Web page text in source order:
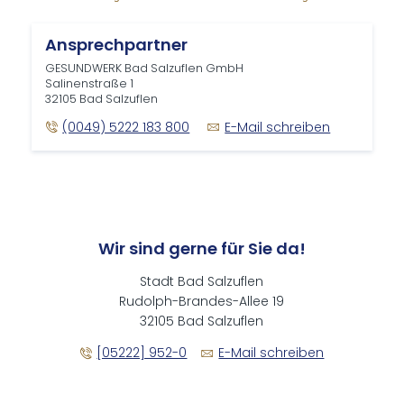
Ansprechpartner
GESUNDWERK Bad Salzuflen GmbH
Salinenstraße 1
32105 Bad Salzuflen
(0049) 5222 183 800 E-Mail schreiben
Wir sind gerne für Sie da!
Stadt Bad Salzuflen
Rudolph-Brandes-Allee 19
32105 Bad Salzuflen
[05222] 952-0
E-Mail schreiben